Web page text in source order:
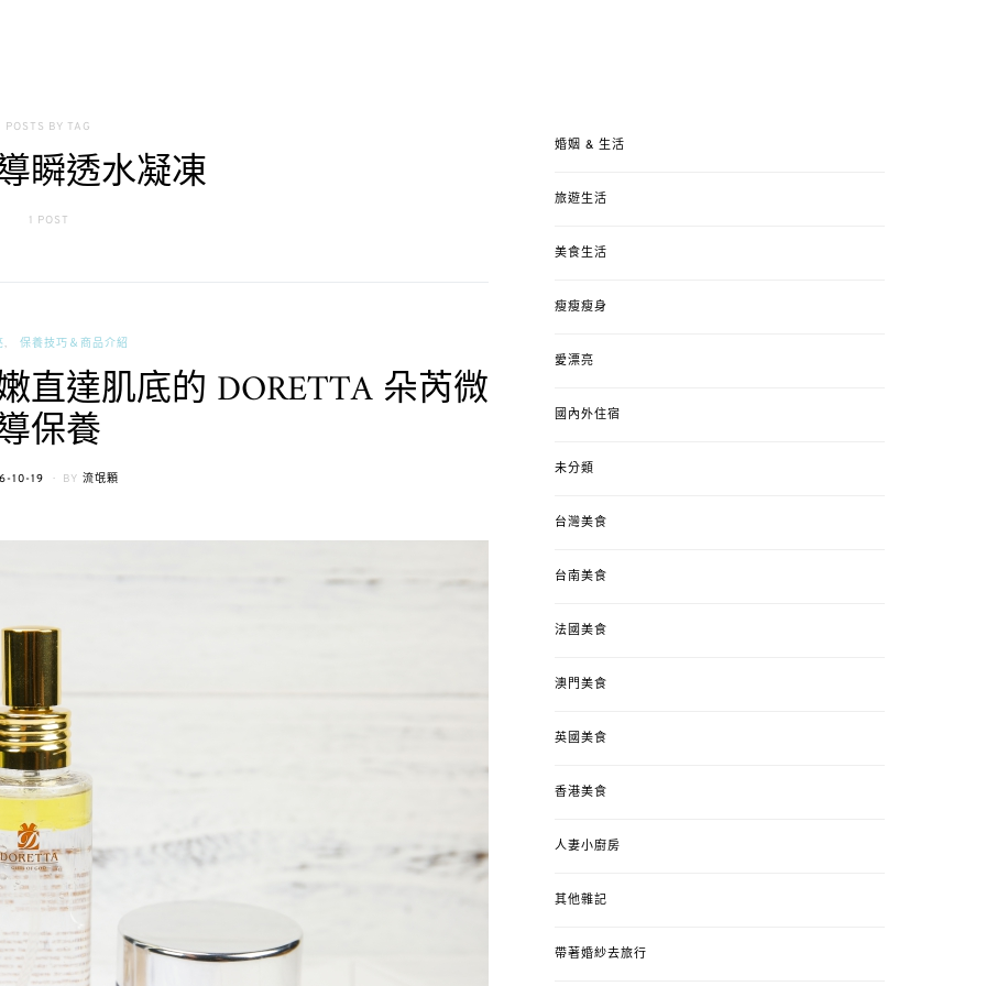
POSTS BY TAG
瞬透水凝凍
1 POST
保養技巧＆商品介紹
直達肌底的 DORETTA 朵芮微
保養
10-19 BY 流氓顆
婚姻 & 生活
旅遊生活
美食生活
瘦瘦瘦身
愛漂亮
國內外住宿
未分類
台灣美食
台南美食
法國美食
澳門美食
英國美食
香港美食
人妻小廚房
其他雜記
帶著婚紗去旅行